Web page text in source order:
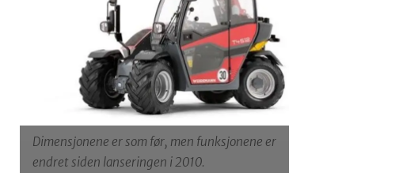
Dimensjonene er som før, men funksjonene er
endret siden lanseringen i 2010.